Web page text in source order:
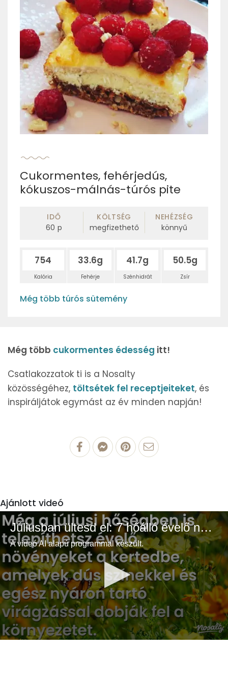
Cukormentes, fehérjedús,
kókuszos-málnás-túrós pite
IDŐ
60 p
KÖLTSÉG
megfizethető
NEHÉZSÉG
könnyű
754
Kalória
33.6g
Fehérje
41.7g
Szénhidrát
50.5g
Zsír
Még több túrós sütemény
Még több cukormentes édesség itt!
Csatlakozzatok ti is a Nosalty
közösségéhez, töltsétek fel receptjeiteket, és
inspiráljátok egymást az év minden napján!
Ajánlott videó
Júliusban ültesd el: 7 hőálló évelő növény a színes és buja kertért
A videó AI alapú programmal készült.